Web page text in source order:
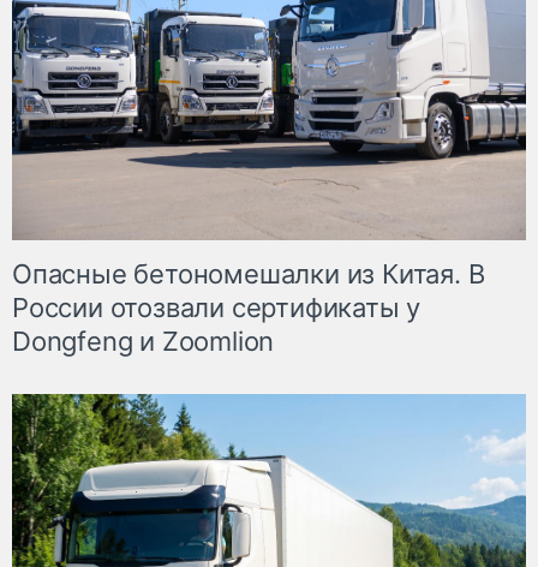
Опасные бетономешалки из Китая. В
России отозвали сертификаты у
Dongfeng и Zoomlion